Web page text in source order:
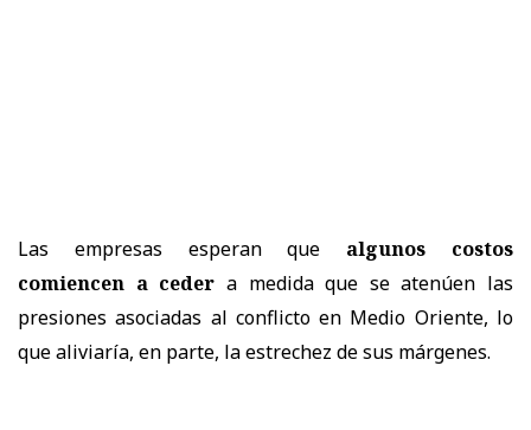
Las empresas esperan que algunos costos
comiencen a ceder a medida que se atenúen las
presiones asociadas al conflicto en Medio Oriente, lo
que aliviaría, en parte, la estrechez de sus márgenes.